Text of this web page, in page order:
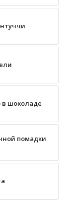
в шоколаде
помадки